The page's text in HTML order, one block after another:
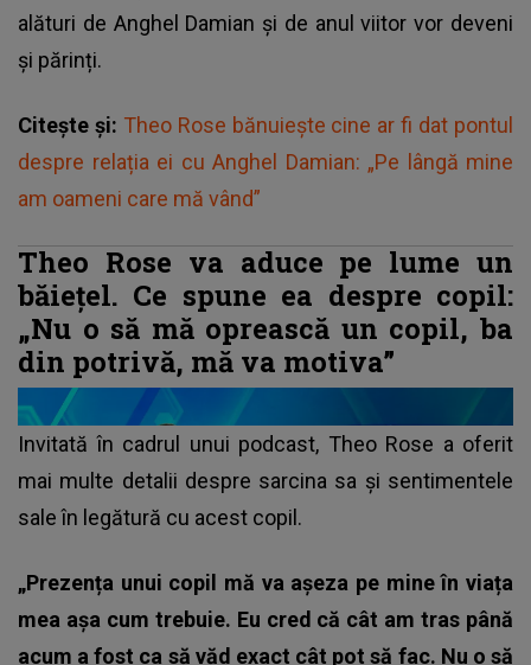
alături de Anghel Damian și de anul viitor vor deveni
și părinți.
Citește și: Theo Rose bănuiește cine ar fi dat pontul
despre relația ei cu Anghel Damian: „Pe lângă mine
am oameni care mă vând”
Theo Rose va aduce pe lume un
băiețel. Ce spune ea despre copil:
„Nu o să mă oprească un copil, ba
din potrivă, mă va motiva”
Invitată în cadrul unui podcast, Theo Rose a oferit
mai multe detalii despre sarcina sa și sentimentele
sale în legătură cu acest copil.
„Prezența unui copil mă va așeza pe mine în viața
mea așa cum trebuie. Eu cred că cât am tras până
acum a fost ca să văd exact cât pot să fac. Nu o să